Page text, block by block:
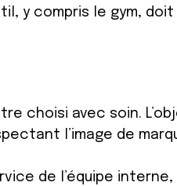
y compris le gym,
choisi avec soin.
l’image de
de l’équipe